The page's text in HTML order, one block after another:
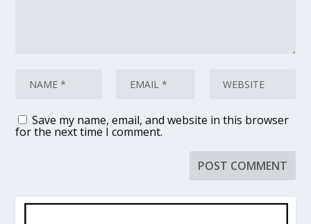
Save my name, email, and website in this browser
for the next time I comment.